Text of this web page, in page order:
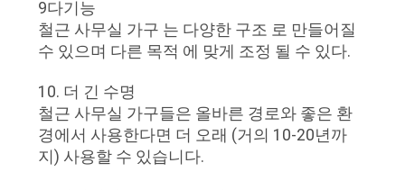
9다기능
철근 사무실 가구 는 다양한 구조 로 만들어질
수 있으며 다른 목적 에 맞게 조정 될 수 있다.
10. 더 긴 수명
철근 사무실 가구들은 올바른 경로와 좋은 환
경에서 사용한다면 더 오래 (거의 10-20년까
지) 사용할 수 있습니다.